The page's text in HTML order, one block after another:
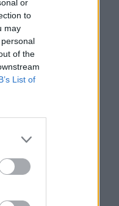
or
to
may
of the
List of